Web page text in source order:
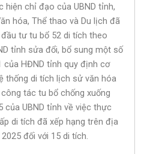
hiện chỉ đạo của UBND tỉnh,
hóa, Thể thao và Du lịch đã
tư tu bổ 52 di tích theo
tỉnh sửa đổi, bổ sung một số
của HĐND tỉnh quy định cơ
thống di tích lịch sử văn hóa
tác tu bổ chống xuống
của UBND tỉnh về việc thực
di tích đã xếp hạng trên địa
đối với 15 di tích.